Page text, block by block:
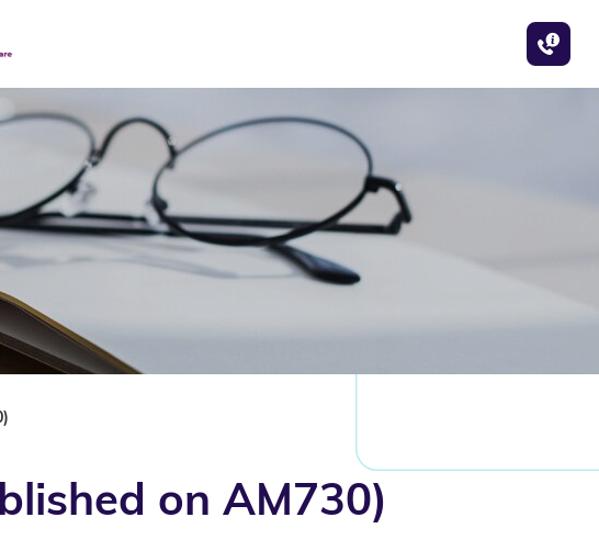
on AM730)